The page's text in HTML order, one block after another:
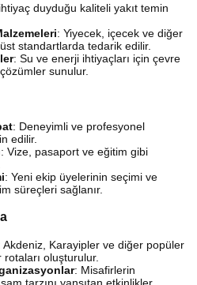
duyduğu kaliteli yakıt temin
: Yiyecek, içecek ve diğer
standartlarda tedarik edilir.
: Su ve enerji ihtiyaçları için çevre
sunulur.
: Deneyimli ve profesyonel
edilir.
: Vize, pasaport ve eğitim gibi
: Yeni ekip üyelerinin seçimi ve
süreçleri sağlanır.
Akdeniz, Karayipler ve diğer popüler
oluşturulur.
: Misafirlerin